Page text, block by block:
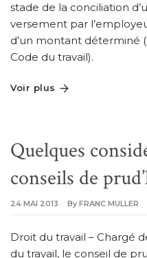
stade de la conciliation
versement par
d’un montant déterminé
Code du travail).
Voir plus
Quelques
conseils de
24 MAI 2013 By FRANC MULLER
Droit du travail – Chargé
du travail, le conseil de